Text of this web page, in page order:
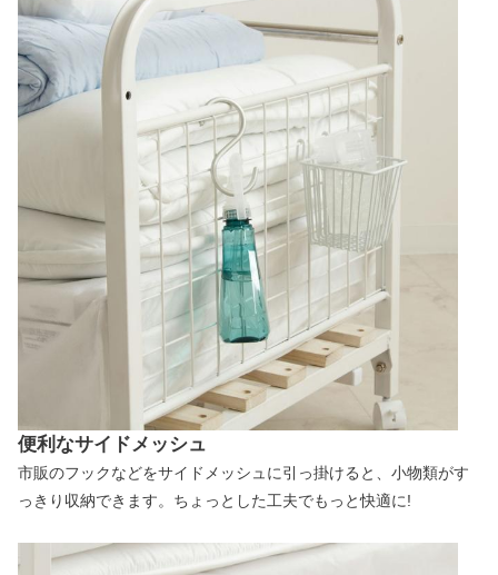
便利なサイドメッシュ
市販のフックなどをサイドメッシュに引っ掛けると、小物類がす
っきり収納できます。ちょっとした工夫でもっと快適に!